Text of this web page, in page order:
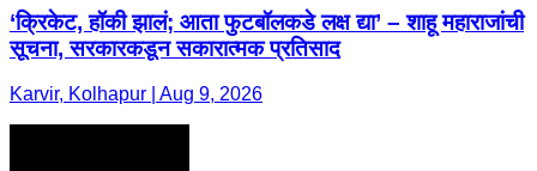
‘क्रिकेट, हॉकी झालं; आता फुटबॉलकडे लक्ष द्या’ – शाहू महाराजांची
सूचना, सरकारकडून सकारात्मक प्रतिसाद
Karvir, Kolhapur | Aug 9, 2026